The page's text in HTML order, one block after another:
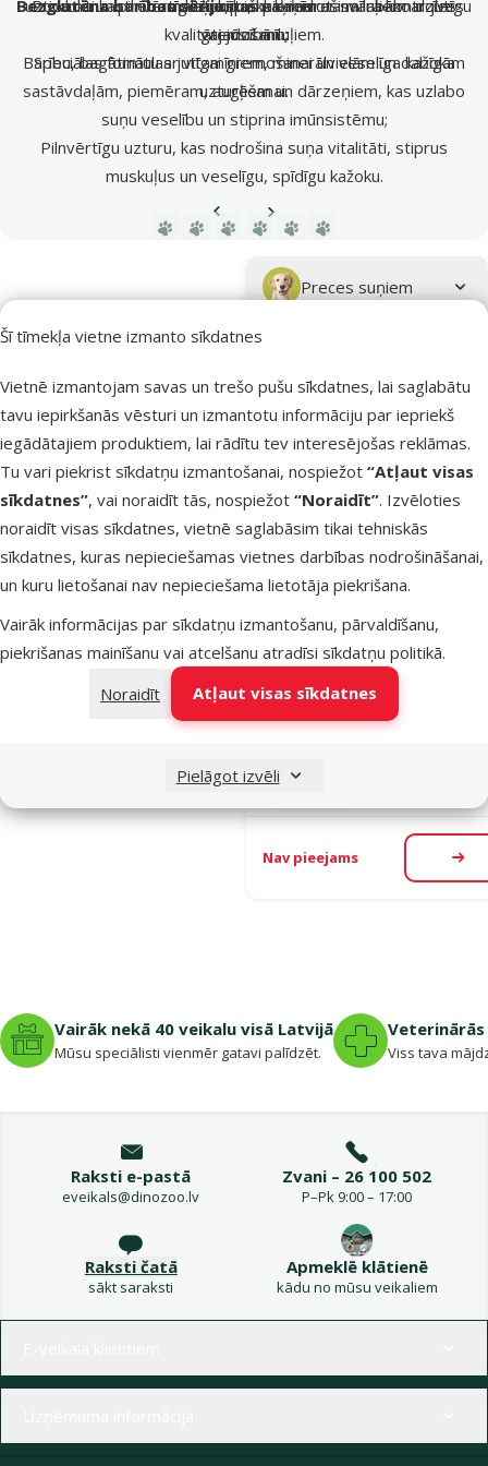
Šī tīmekļa vietne izmanto sīkdatnes
Vietnē izmantojam savas un trešo pušu sīkdatnes, lai saglabātu
tavu iepirkšanās vēsturi un izmantotu informāciju par iepriekš
iegādātajiem produktiem, lai rādītu tev interesējošas reklāmas.
Tu vari piekrist sīkdatņu izmantošanai, nospiežot “Atļaut visas
sīkdatnes”, vai noraidīt tās, nospiežot “Noraidīt”. Izvēloties
noraidīt visas sīkdatnes, vietnē saglabāsim tikai tehniskās
sīkdatnes, kuras nepieciešamas vietnes darbības nodrošināšanai,
un kuru lietošanai nav nepieciešama lietotāja piekrišana.
Vairāk informācijas par sīkdatņu izmantošanu, pārvaldīšanu,
piekrišanas mainīšanu vai atcelšanu atradīsi sīkdatņu politikā.
Noraidīt
Atļaut visas sīkdatnes
Pielāgot izvēli
uzticamu un pilnvērtīgu aprūpi, kas nodrošina labāko dzīves
kvalitāti jūsu mīluļiem.
Bezglutēna barības sēriju, kas piemērota mīluļiem ar jutīgu
gremošanu;
Barību, bagātinātu ar vitamīniem, minerālvielām un dabīgām
sastāvdaļām, piemēram, augļiem un dārzeņiem, kas uzlabo
suņu veselību un stiprina imūnsistēmu;
Pilnvērtīgu uzturu, kas nodrošina suņa vitalitāti, stiprus
muskuļus un veselīgu, spīdīgu kažoku.
Produkti kastrētiem kaķiem un kaķiem ar svara kontroles
vajadzībām;
Speciālas formulas jutīgai gremošanai un veselīga kažoka
uzturēšanai.
maltīti katram kaķim.
īpaši.
Iepriekšējā lapa
Nākamā lapa
Apakškategorija
Preces suņiem
Filtrs 1
Garduma veids
Vidēji mīksts
Kārtot pēc
dāvana
– Xmas
Prospera
Christmas
snack bag,
Atsauksmes
Cena
Nav pieejams
Vairāk nekā 40 veikalu visā Latvijā
Mūsu speciālisti vienmēr gatavi palīdzēt. Viss tava
Raksti e-pastā
eveikals@dinozoo.lv
Zvani – 26 100 502
P–Pk 9:00 – 17:00
Raksti čatā
sākt saraksti
Apmeklē klātienē
kādu no mūsu veikaliem